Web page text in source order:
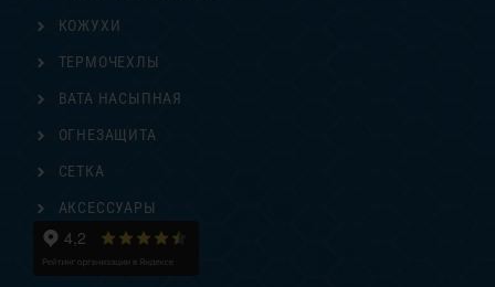
КОЖУХИ
ТЕРМОЧЕХЛЫ
ВАТА НАСЫПНАЯ
ОГНЕЗАЩИТА
СЕТКА
АКСЕССУАРЫ